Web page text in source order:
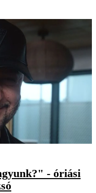
- óriási